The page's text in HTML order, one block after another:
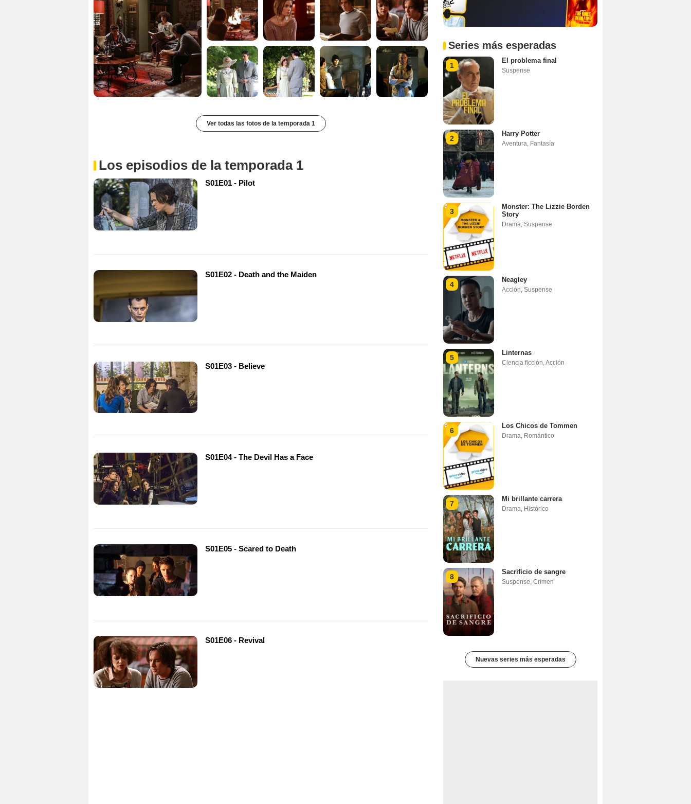
Ver todas las fotos de la temporada 1
Los episodios de la temporada 1
S01E01 - Pilot
S01E02 - Death and the Maiden
S01E03 - Believe
S01E04 - The Devil Has a Face
S01E05 - Scared to Death
S01E06 - Revival
Series más esperadas
1
El problema final
Suspense
2
Harry Potter
Aventura Fantasía
3
Monster: The Lizzie Borden
Story
Drama Suspense
4
Neagley
Acción Suspense
5
Linternas
Ciencia ficción Acción
6
Los Chicos de Tommen
Drama Romántico
7
Mi brillante carrera
Drama Histórico
8
Sacrificio de sangre
Suspense Crimen
Nuevas series más esperadas